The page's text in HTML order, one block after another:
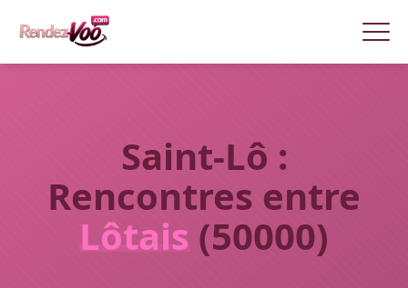
Saint-Lô :
Rencontres entre
Lôtais (50000)